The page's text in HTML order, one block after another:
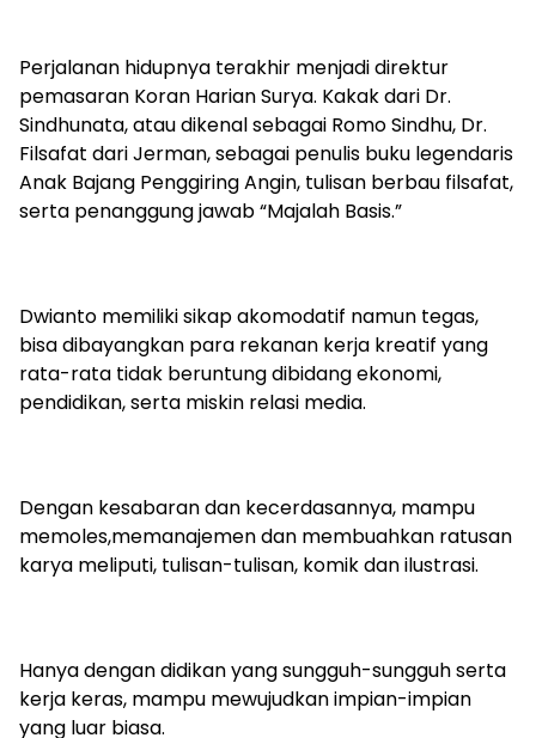
Perjalanan hidupnya terakhir menjadi direktur
pemasaran Koran Harian Surya. Kakak dari Dr.
Sindhunata, atau dikenal sebagai Romo Sindhu, Dr.
Filsafat dari Jerman, sebagai penulis buku legendaris
Anak Bajang Penggiring Angin, tulisan berbau filsafat,
serta penanggung jawab “Majalah Basis.”
Dwianto memiliki sikap akomodatif namun tegas,
bisa dibayangkan para rekanan kerja kreatif yang
rata-rata tidak beruntung dibidang ekonomi,
pendidikan, serta miskin relasi media.
Dengan kesabaran dan kecerdasannya, mampu
memoles,memanajemen dan membuahkan ratusan
karya meliputi, tulisan-tulisan, komik dan ilustrasi.
Hanya dengan didikan yang sungguh-sungguh serta
kerja keras, mampu mewujudkan impian-impian
yang luar biasa.